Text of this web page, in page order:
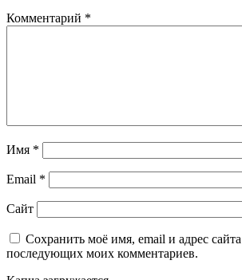
Комментарий *
Имя *
Email *
Сайт
Сохранить моё имя, email и адрес
последующих моих комментариев.